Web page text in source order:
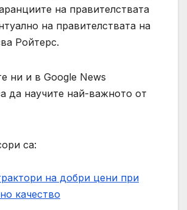
на правителствата
на правителствата на
Ройтерс.
ни и в Google News
да научите най-важното от
са:
на добри цени при
качество